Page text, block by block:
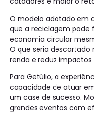
O modelo adotado em
que a reciclagem pode
economia circular
O que seria descartado
renda e reduz impactos
Para Getúlio, a
capacidade de atuar
um case de sucesso.
grandes eventos com